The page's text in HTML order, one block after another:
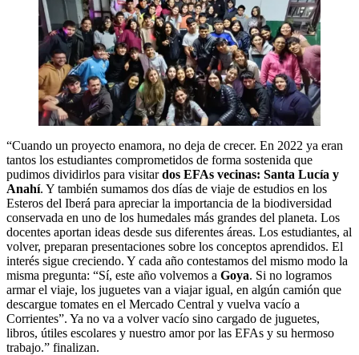
“Cuando un proyecto enamora, no deja de crecer. En 2022 ya eran
tantos los estudiantes comprometidos de forma sostenida que
pudimos dividirlos para visitardos EFAs vecinas: Santa Lucía y
Anahí. Y también sumamos dos días de viaje de estudios en los
Esteros del Iberá para apreciar la importancia de la biodiversidad
conservada en uno de los humedales más grandes del planeta. Los
docentes aportan ideas desde sus diferentes áreas. Los estudiantes, al
volver, preparan presentaciones sobre los conceptos aprendidos. El
interés sigue creciendo. Y cada año contestamos del mismo modo la
misma pregunta: “Sí, este año volvemos a Goya. Si no logramos
armar el viaje, los juguetes van a viajar igual, en algún camión que
descargue tomates en el Mercado Central y vuelva vacío a
Corrientes”. Ya no va a volver vacío sino cargado de juguetes,
libros, útiles escolares y nuestro amor por las EFAs y su hermoso
trabajo.” finalizan.